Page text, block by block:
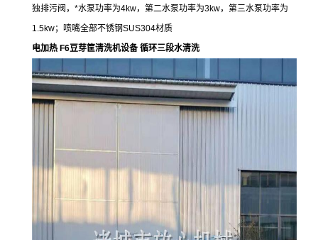
独排污阀，*水泵功率为4kw，第二水泵功率为3kw，第三水泵功率为
1.5kw；喷嘴全部不锈钢SUS304材质
电加热 F6豆芽筐清洗机设备 循环三段水清洗